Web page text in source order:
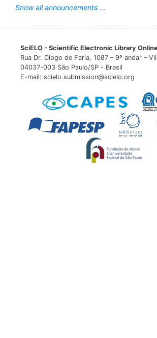
Show all announcements ...
SciELO - Scientific Electronic Library
Rua Dr. Diogo de Faria, 1087 – 9º andar –
04037-003 São Paulo/SP - Brasil
E-mail: scielo.submission@scielo.org